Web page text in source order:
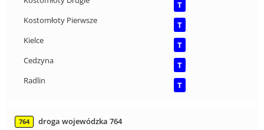
T
Kostomłoty Pierwsze
T
Kielce
T
Cedzyna
T
Radlin
T
764
droga wojewódzka 764